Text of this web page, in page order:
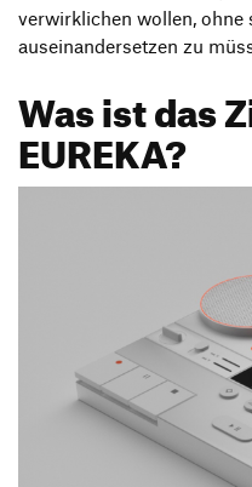
verwirklichen wollen,
auseinandersetzen zu
Was ist das
EUREKA?